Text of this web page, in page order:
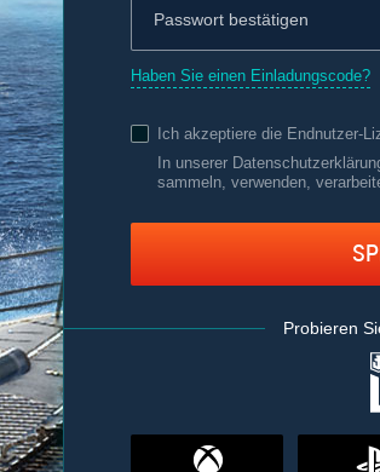
Haben Sie einen Einladungscode?
Ich akzeptiere die Endnutzer-
In unserer
sammeln, verwenden,
Probieren